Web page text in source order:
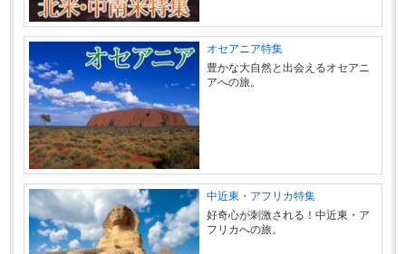
オセアニア特集
豊かな大自然と出会えるオセアニ
アへの旅。
中近東・アフリカ特集
好奇心が刺激される！中近東・ア
フリカへの旅。